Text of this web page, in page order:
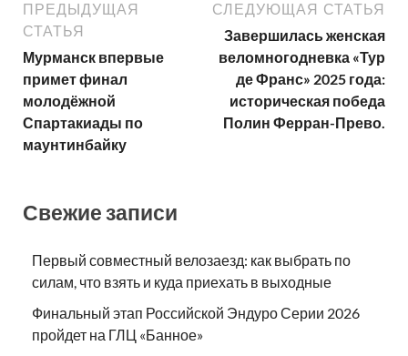
ПРЕДЫДУЩАЯ
СТАТЬЯ
Мурманск впервые
примет финал
молодёжной
Спартакиады по
маунтинбайку
СЛЕДУЮЩАЯ СТАТЬЯ
Завершилась женская
веломногодневка «Тур
де Франс» 2025 года:
историческая победа
Полин Ферран-Прево.
Свежие записи
Первый совместный велозаезд: как выбрать по
силам, что взять и куда приехать в выходные
Финальный этап Российской Эндуро Серии 2026
пройдет на ГЛЦ «Банное»